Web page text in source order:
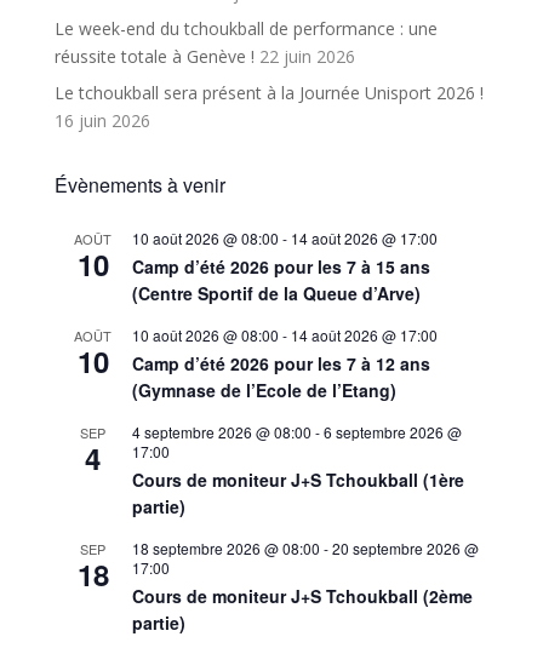
Le week-end du tchoukball de performance : une
réussite totale à Genève ! 22 juin 2026
Le tchoukball sera présent à la Journée Unisport 2026 !
16 juin 2026
Évènements à venir
AOÛT
10
10 août 2026 @ 08:00 - 14 août 2026 @ 17:00
Camp d’été 2026 pour les 7 à 15 ans
(Centre Sportif de la Queue d’Arve)
AOÛT
10
10 août 2026 @ 08:00 - 14 août 2026 @ 17:00
Camp d’été 2026 pour les 7 à 12 ans
(Gymnase de l’Ecole de l’Etang)
SEP
4
4 septembre 2026 @ 08:00 -6 septembre 2026 @
17:00
Cours de moniteur J+S Tchoukball (1ère
partie)
SEP
18
18 septembre 2026 @ 08:00 -20 septembre 2026 @
17:00
Cours de moniteur J+S Tchoukball (2ème
partie)